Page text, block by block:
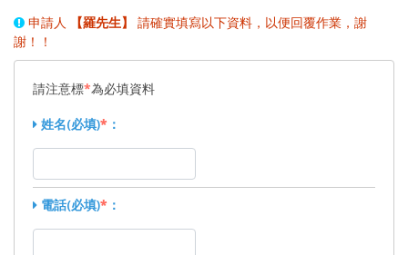
申請人 【羅先生】
請確實填寫以下資料，以便回覆作業，謝
謝！！
請注意標*為必填資料
姓名(必填)* ：
電話(必填)* ：